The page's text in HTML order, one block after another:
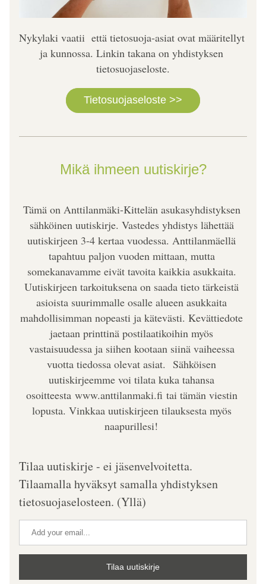
Nykylaki vaatii  että tietosuoja-asiat ovat määritellyt
ja kunnossa. Linkin takana on yhdistyksen
tietosuojaseloste.
Tietosuojaseloste >>
Mikä ihmeen uutiskirje?
Tämä on Anttilanmäki-Kittelän asukasyhdistyksen
sähköinen uutiskirje. Vastedes yhdistys lähettää
uutiskirjeen 3-4 kertaa vuodessa. Anttilanmäellä
tapahtuu paljon vuoden mittaan, mutta
somekanavamme eivät tavoita kaikkia asukkaita.
Uutiskirjeen tarkoituksena on saada tieto tärkeistä
asioista suurimmalle osalle alueen asukkaita
mahdollisimman nopeasti ja kätevästi. Kevättiedote
jaetaan printtinä postilaatikoihin myös
vastaisuudessa ja siihen kootaan siinä vaiheessa
vuotta tiedossa olevat asiat.  Sähköisen
uutiskirjeemme voi tilata kuka tahansa
osoitteesta www.anttilanmaki.fi tai tämän viestin
lopusta. Vinkkaa uutiskirjeen tilauksesta myös
naapurillesi!
Tilaa uutiskirje - ei jäsenvelvoitetta.
Tilaamalla hyväksyt samalla yhdistyksen
tietosuojaselosteen. (Yllä)
Tilaa uutiskirje